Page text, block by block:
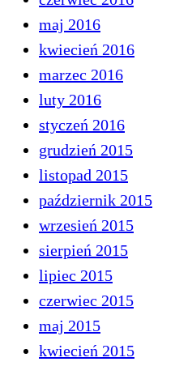
maj 2016
kwiecień 2016
marzec 2016
luty 2016
styczeń 2016
grudzień 2015
listopad 2015
październik 2015
wrzesień 2015
sierpień 2015
lipiec 2015
czerwiec 2015
maj 2015
kwiecień 2015